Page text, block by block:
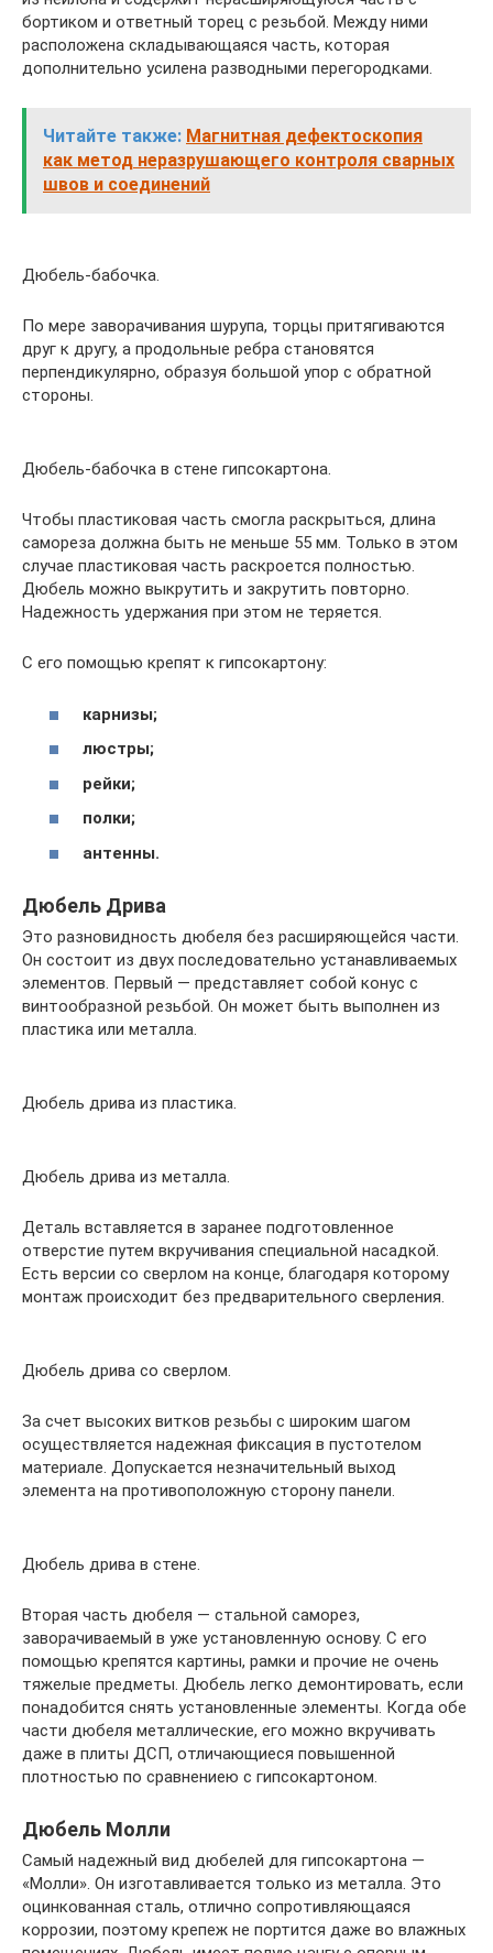
бортиком и ответный торец с резьбой. Между ними
расположена складывающаяся часть, которая
дополнительно усилена разводными перегородками.
Читайте также: Магнитная дефектоскопия
как метод неразрушающего контроля сварных
швов и соединений
Дюбель-бабочка.
По мере заворачивания шурупа, торцы притягиваются
друг к другу, а продольные ребра становятся
перпендикулярно, образуя большой упор с обратной
стороны.
Дюбель-бабочка в стене гипсокартона.
Чтобы пластиковая часть смогла раскрыться, длина
самореза должна быть не меньше 55 мм. Только в этом
случае пластиковая часть раскроется полностью.
Дюбель можно выкрутить и закрутить повторно.
Надежность удержания при этом не теряется.
С его помощью крепят к гипсокартону:
карнизы;
люстры;
рейки;
полки;
антенны.
Дюбель Дрива
Это разновидность дюбеля без расширяющейся части.
Он состоит из двух последовательно устанавливаемых
элементов. Первый — представляет собой конус с
винтообразной резьбой. Он может быть выполнен из
пластика или металла.
Дюбель дрива из пластика.
Дюбель дрива из металла.
Деталь вставляется в заранее подготовленное
отверстие путем вкручивания специальной насадкой.
Есть версии со сверлом на конце, благодаря которому
монтаж происходит без предварительного сверления.
Дюбель дрива со сверлом.
За счет высоких витков резьбы с широким шагом
осуществляется надежная фиксация в пустотелом
материале. Допускается незначительный выход
элемента на противоположную сторону панели.
Дюбель дрива в стене.
Вторая часть дюбеля — стальной саморез,
заворачиваемый в уже установленную основу. С его
помощью крепятся картины, рамки и прочие не очень
тяжелые предметы. Дюбель легко демонтировать, если
понадобится снять установленные элементы. Когда обе
части дюбеля металлические, его можно вкручивать
даже в плиты ДСП, отличающиеся повышенной
плотностью по сравнениею с гипсокартоном.
Дюбель Молли
Самый надежный вид дюбелей для гипсокартона —
«Молли». Он изготавливается только из металла. Это
оцинкованная сталь, отлично сопротивляющаяся
коррозии, поэтому крепеж не портится даже во влажных